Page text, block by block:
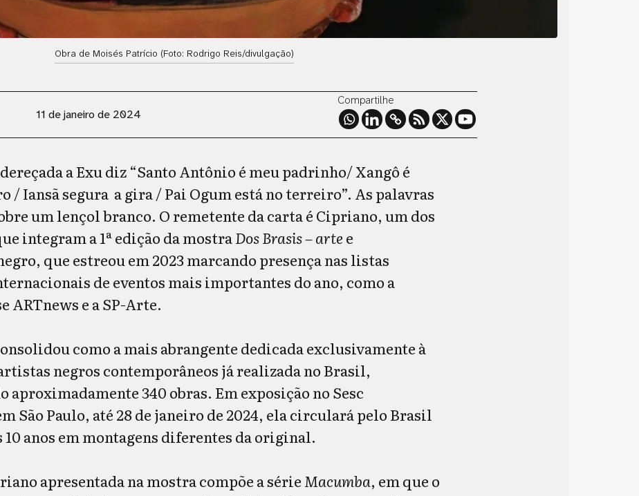
Obra de Moisés Patrício (Foto: Rodrigo Reis/divulgação)
11 de janeiro de 2024
Compartilhe
a Exu diz “Santo Antônio é meu padrinho/ Xangô é
/ Iansã segura a gira / Pai Ogum está no terreiro”. As palavras
um lençol branco. O remetente da carta é Cipriano, um dos
integram a 1ª edição da mostraDos Brasis– artee
que estreou em 2023 marcando presença nas listas
de eventos mais importantes do ano, como a
ARTnews e a SP-Arte.
como a mais abrangente dedicada exclusivamente à
negros contemporâneos já realizada no Brasil,
aproximadamente 340 obras. Em exposição no Sesc
São Paulo, até 28 de janeiro de 2024, ela circulará pelo Brasil
anos em montagens diferentes da original.
apresentada na mostra compõe a série Macumba, em que o